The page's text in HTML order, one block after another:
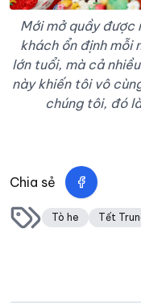
Mới mở quầy được
khách ổn định mỗi
lớn tuổi, mà cả
này khiến tôi vô
chúng tôi, đó
Chia sẻ
Tò he Tết